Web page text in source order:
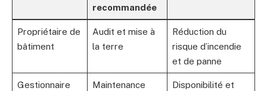
recommandée
Propriétaire de
bâtiment
Audit et mise à
la terre
Réduction du
risque d’incendie
et de panne
Gestionnaire
Maintenance
Disponibilité et